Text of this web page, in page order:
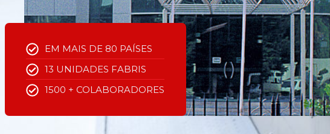
EM MAIS DE 80 PAÍSES
13 UNIDADES FABRIS
1500 + COLABORADORES